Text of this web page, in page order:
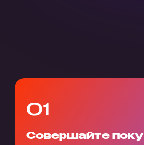
01
Совершайте